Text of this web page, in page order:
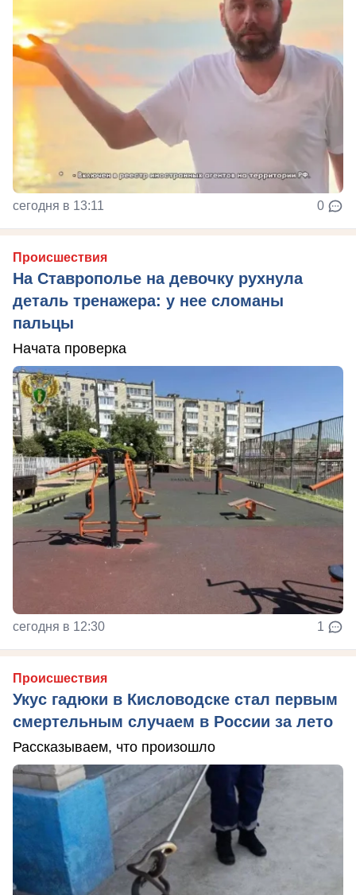
сегодня в 13:11 0
Происшествия
На Ставрополье на девочку рухнула
деталь тренажера: у нее сломаны
пальцы
Начата проверка
сегодня в 12:30 1
Происшествия
Укус гадюки в Кисловодске стал первым
смертельным случаем в России за лето
Рассказываем, что произошло